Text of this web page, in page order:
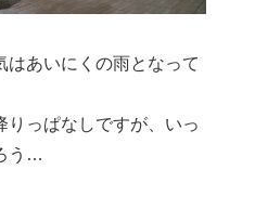
はあいにくの雨となって
りっぱなしですが、いっ
う…